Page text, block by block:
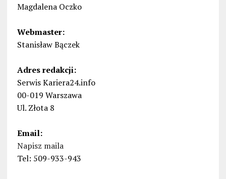
Magdalena Oczko
Webmaster:
Stanisław Bączek
Adres redakcji:
Serwis Kariera24.info
00-019 Warszawa
Ul. Złota 8
Email:
Napisz maila
Tel: 509-933-943